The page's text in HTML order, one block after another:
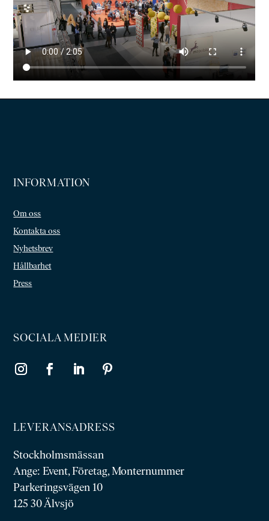
INFORMATION
Om oss
Kontakta oss
Nyhetsbrev
Hållbarhet
Press
SOCIALA MEDIER
LEVERANSADRESS
Stockholmsmässan
Ange: Event, Företag, Monternummer
Parkeringsvägen 10
125 30 Älvsjö